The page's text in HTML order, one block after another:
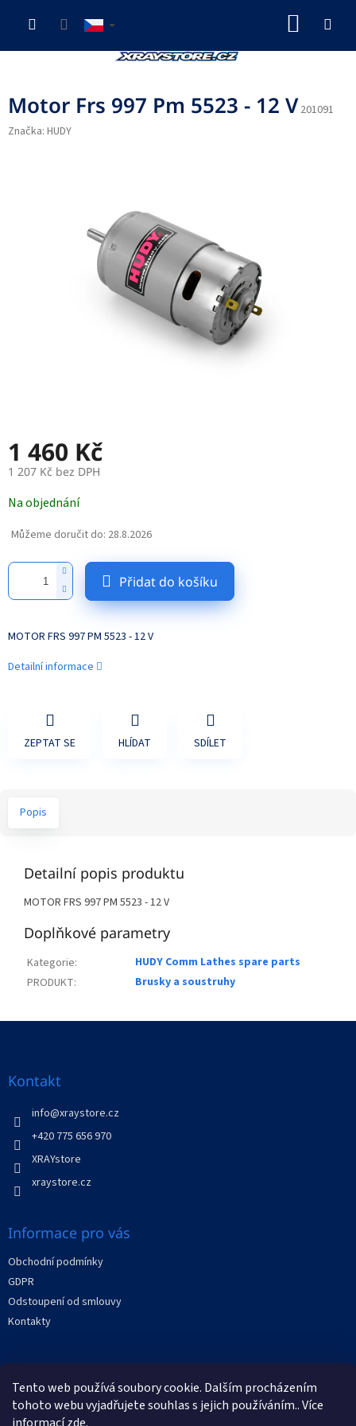
Tento web používá soubory cookie. Dalším procházením
tohoto webu vyjadřujete souhlas s jejich používáním.. Více
Motor Frs 997 Pm 5523 - 12 V 201091
Značka: HUDY
1 460 Kč
1 207 Kč bez DPH
cena:
Na objednání
Můžeme doručit do: 28.8.2026
Přidat do košíku
MOTOR FRS 997 PM 5523 - 12 V
Detailní informace
ZEPTAT SE HLÍDAT SDÍLET
Popis
Detailní popis produktu
MOTOR FRS 997 PM 5523 - 12 V
Doplňkové parametry
Kategorie:
HUDY Comm Lathes spare parts
PRODUKT: Brusky a soustruhy
Kontakt
info@xraystore.cz
+420 775 656 970
XRAYstore
xraystore.cz
Informace pro vás
Obchodní podmínky
GDPR
Odstoupení od smlouvy
Kontakty
Facebook